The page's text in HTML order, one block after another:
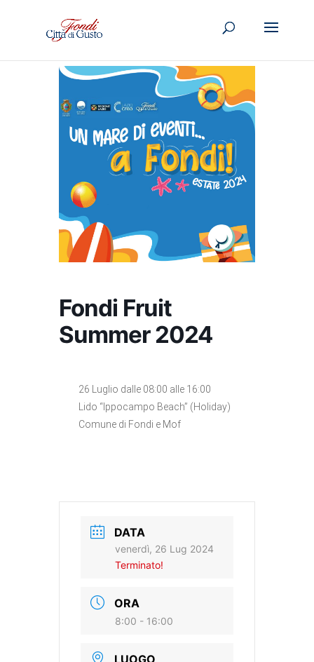
Fondi Fruit
Summer 2024
26 Luglio dalle 08:00 alle 16:00
Lido “Ippocampo Beach” (Holiday)
Comune di Fondi e Mof
DATA
venerdì, 26 Lug 2024
Terminato!
ORA
8:00 - 16:00
LUOGO